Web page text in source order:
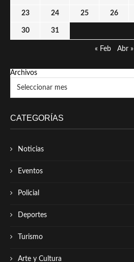
23 24 25 26
30 31
« Feb Abr »
Archivos
CATEGORÍAS
Noticias
Eventos
Policial
Deportes
Turismo
Arte y Cultura